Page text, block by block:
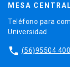
MESA
Teléfono para
Universidad.
phone (56)95504